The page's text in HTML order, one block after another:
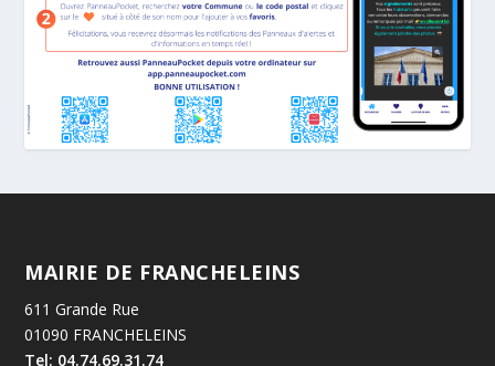
MAIRIE DE FRANCHELEINS
611 Grande Rue
01090 FRANCHELEINS
Tel: 04.74.69.31.74